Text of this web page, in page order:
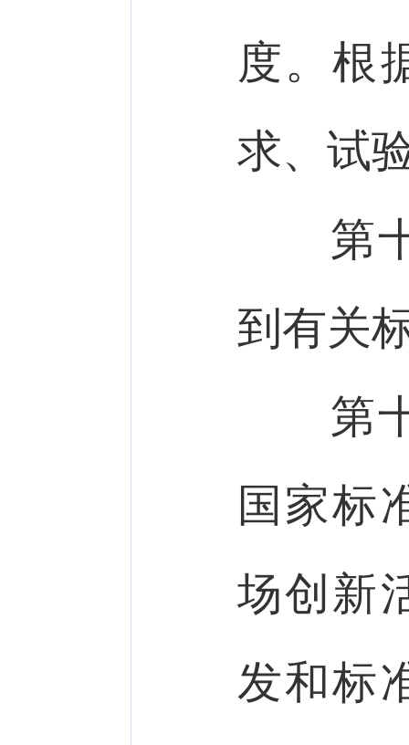
度。根
求、试
第
到有关
第
国家标
场创新
发和标